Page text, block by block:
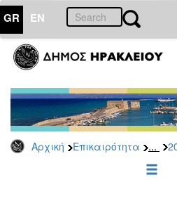
GR EN
Αρχική Επικαιρότητα ...
ΕΠΙΚΑΙΡΟΤΗΤΑ
Τύπου
Αρχείο
2026
2025